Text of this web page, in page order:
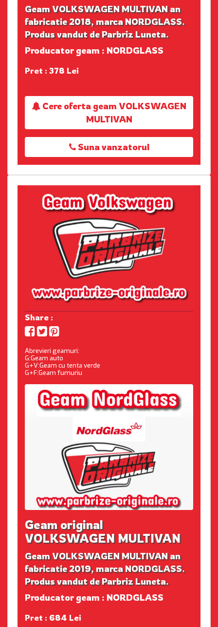
Geam VOLKSWAGEN MULTIVAN an
fabricatie 2018, marca NORDGLASS.
Produs vandut de Parbriz Luneta.
Producator geam : NORDGLASS
Pret : 378 Lei
Cere oferta geam VOLKSWAGEN
MULTIVAN
Suna vanzatorul
Share :
Abrevieri geamuri:
G:Geam auto
G+V:Geam cu tenta verde
G+F:Geam fumuriu
Geam original
VOLKSWAGEN MULTIVAN
Geam VOLKSWAGEN MULTIVAN an
fabricatie 2019, marca NORDGLASS.
Produs vandut de Parbriz Luneta.
Producator geam : NORDGLASS
Pret : 684 Lei